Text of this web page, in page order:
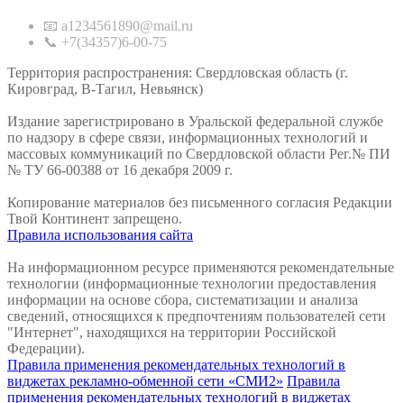
📧 a1234561890@mail.ru
📞 +7(34357)6-00-75
Территория распространения: Свердловская область (г.
Кировград, В-Тагил, Невьянск)
Издание зарегистрировано в Уральской федеральной службе
по надзору в сфере связи, информационных технологий и
массовых коммуникаций по Свердловской области Рег.№ ПИ
№ ТУ 66-00388 от 16 декабря 2009 г.
Копирование материалов без письменного согласия Редакции
Твой Континент запрещено.
Правила использования сайта
На информационном ресурсе применяются рекомендательные
технологии (информационные технологии предоставления
информации на основе сбора, систематизации и анализа
сведений, относящихся к предпочтениям пользователей сети
"Интернет", находящихся на территории Российской
Федерации).
Правила применения рекомендательных технологий в
виджетах рекламно-обменной сети «СМИ2» Правила
применения рекомендательных технологий в виджетах